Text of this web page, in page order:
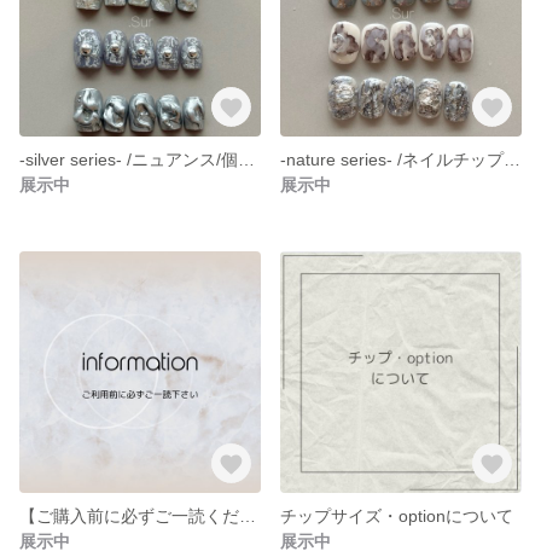
展示中
-nature series- /ネイルチップ/ニュアンス/個性派/ナチュラル/シンプル/くすみ/ショート
展示中
展示中
チップサイズ・optionについて
展示中